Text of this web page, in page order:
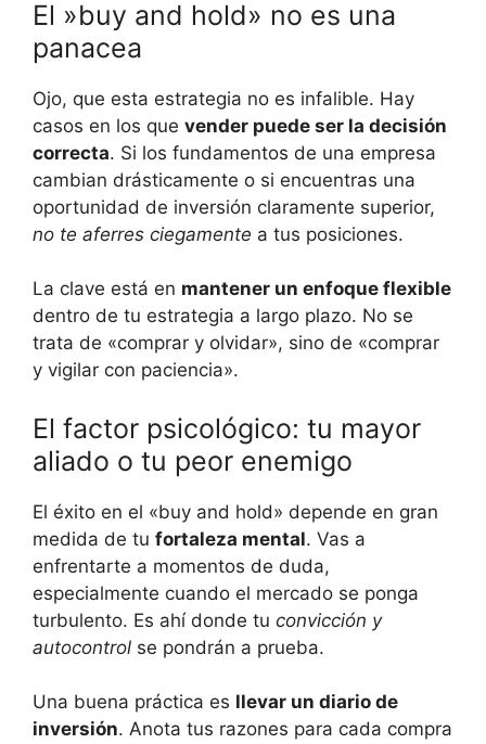
El ⁢»buy and hold» no es una‍
panacea
Ojo, que esta estrategia no es infalible.‌ Hay ​
casos en los que vender puede ser la decisión
correcta. ⁣Si los fundamentos de una empresa
cambian drásticamente o si encuentras una
oportunidad de inversión claramente superior,
no te aferres ciegamente a tus posiciones.
La clave está en mantener un enfoque flexible
dentro de tu estrategia a largo⁣ plazo. No se
trata de «comprar y olvidar», ​sino de «comprar
y vigilar con paciencia».
El factor⁢ psicológico: tu mayor
‍aliado ⁢o tu peor enemigo
El éxito en el «buy and hold» depende en gran
medida de‌ tu fortaleza mental. Vas a
enfrentarte a momentos de duda,
especialmente cuando el mercado se ponga
turbulento. Es ahí donde ⁤tu convicción y
autocontrol se‌ pondrán a prueba.
Una buena práctica ⁣es llevar un diario de
inversión. Anota tus razones ⁣para cada compra